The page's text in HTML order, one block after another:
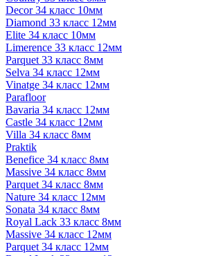
Decor 34 класс 10мм
Diamond 33 класс 12мм
Elite 34 класс 10мм
Limerence 33 класс 12мм
Parquet 33 класс 8мм
Selva 34 класс 12мм
Vinatge 34 класс 12мм
Parafloor
Bavaria 34 класс 12мм
Castle 34 класс 12мм
Villa 34 класс 8мм
Praktik
Benefice 34 класс 8мм
Massive 34 класс 8мм
Parquet 34 класс 8мм
Nature 34 класс 12мм
Sonata 34 класс 8мм
Royal Lack 33 класс 8мм
Massive 34 класс 12мм
Parquet 34 класс 12мм